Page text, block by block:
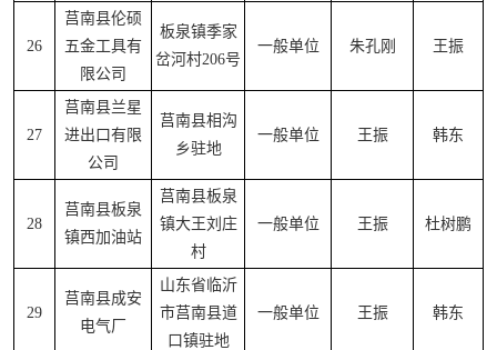
26
莒南县伦硕
五金工具有
限公司
板泉镇季家
岔河村206号
一般单位 朱孔刚 王振
27
莒南县兰星
进出口有限
公司
莒南县相沟
乡驻地
一般单位 王振 韩东
28
莒南县板泉
镇西加油站
莒南县板泉
镇大王刘庄
村
一般单位 王振 杜树鹏
29
莒南县成安
电气厂
山东省临沂
市莒南县道
口镇驻地
一般单位 王振 韩东